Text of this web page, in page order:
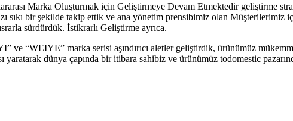
Marka Oluşturmak için Geliştirmeye Devam Etmektedir geliştirme
bir şekilde takip ettik ve ana yönetim prensibimiz olan Müşterilerimiz
sürdürdük. İstikrarlı Geliştirme ayrıca.
“WEIYE” marka serisi aşındırıcı aletler geliştirdik, ürünümüz
dünya çapında bir itibara sahibiz ve ürünümüz todomestic